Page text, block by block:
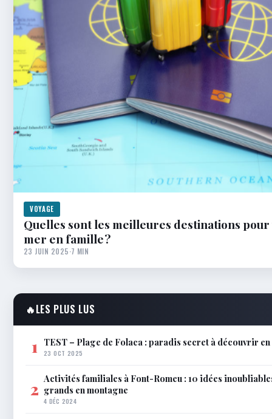
VOYAGE
Quelles sont les meilleures destinations pour
mer en famille ?
23 JUIN 2025·7 MIN
🔥LES PLUS LUS
1 TEST – Plage de Folaca : paradis secret à découvrir
23 OCT 2025
2 Activités familiales à Font-Romeu : 10 idées
grands en montagne
4 DÉC 2024